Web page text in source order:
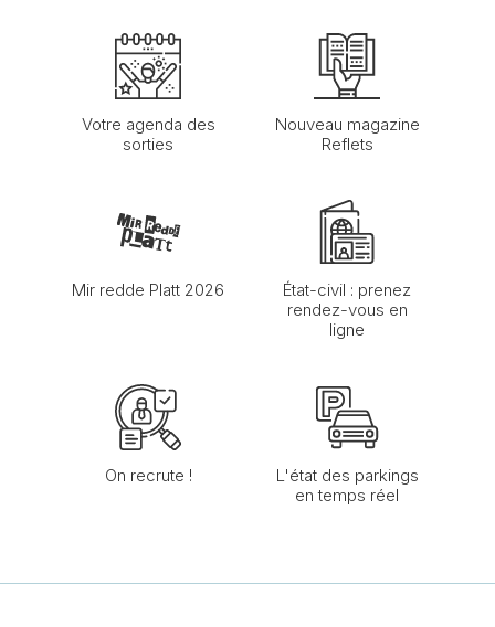
Votre agenda des
sorties
Nouveau magazine
Reflets
Mir redde Platt 2026
État-civil : prenez
rendez-vous en
ligne
On recrute !
L'état des parkings
en temps réel